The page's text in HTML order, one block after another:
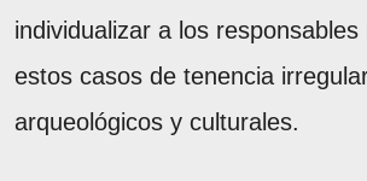
individualizar a los
estos casos de tenencia
arqueológicos y culturales.